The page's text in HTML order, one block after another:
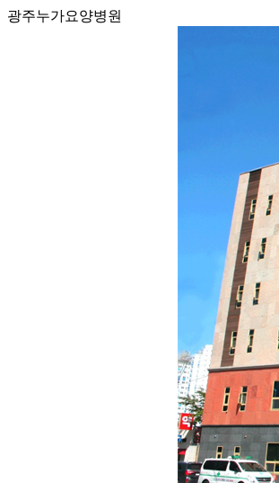
광주누가요양병원